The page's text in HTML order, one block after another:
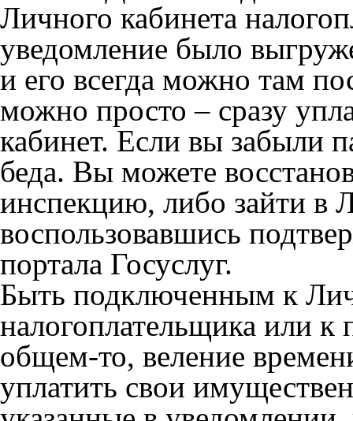
Личного кабинета
уведомление было
и его всегда можно там
можно просто – сразу
кабинет. Если вы забыли
беда. Вы можете
инспекцию, либо зайти в
воспользовавшись
портала Госуслуг.
Быть подключенным к
налогоплательщика или к
общем-то, веление
уплатить свои